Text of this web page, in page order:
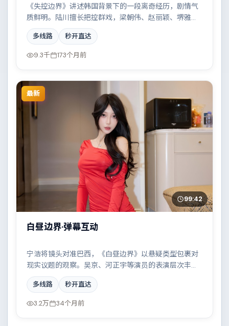
《失控边界》讲述韩国背景下的一段离奇经历，剧情气
质鲜明。陆川擅长把控群戏，梁朝伟、赵丽颖、堺雅
人、杨幂共同撑起复杂人物关系，一场看似偶然的事故
牵出陈年秘辛。
多线路 秒开直达
9.3千 173个月前
最新
99:42
白昼边界·弹幕互动
宁浩将镜头对准巴西，《白昼边界》以悬疑类型包裹对
现实议题的观察。吴京、河正宇等演员的表演层次丰
富，家族恩怨与时代变迁交织成一曲悲歌。全片在类型
元素与人文关怀之间取得平衡。
多线路 秒开直达
3.2万 34个月前